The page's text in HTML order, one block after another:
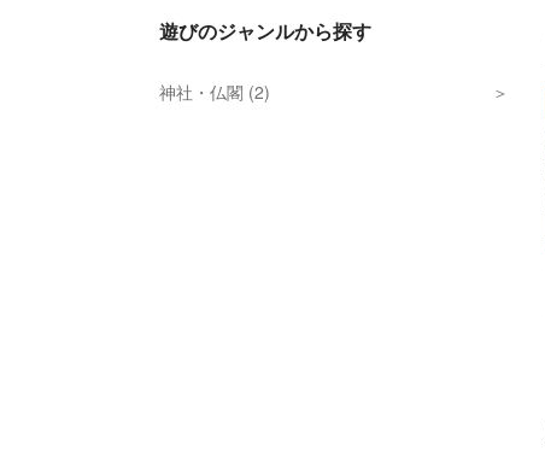
遊びのジャンルから探す
神社・仏閣 (2)